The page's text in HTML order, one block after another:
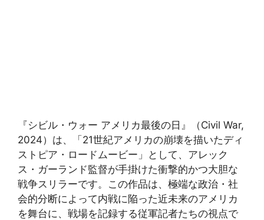
『シビル・ウォー アメリカ最後の日』（Civil War,
2024）は、「21世紀アメリカの崩壊を描いたディ
ストピア・ロードムービー」として、アレック
ス・ガーランド監督が手掛けた衝撃的かつ大胆な
戦争スリラーです。この作品は、極端な政治・社
会的分断によって内戦に陥った近未来のアメリカ
を舞台に、戦場を記録する従軍記者たちの視点で